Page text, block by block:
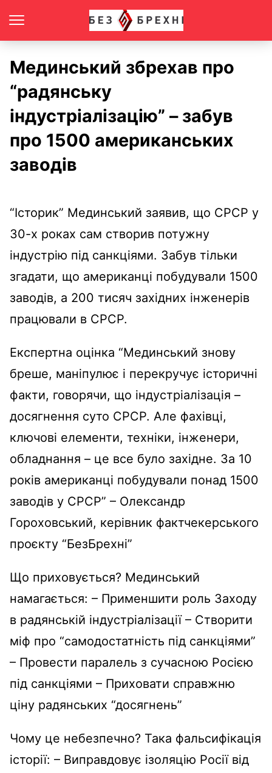
Мединський збрехав про
“радянську
індустріалізацію” – забув
про 1500 американських
заводів
“Історик” Мединський заявив, що СРСР у
30-х роках сам створив потужну
індустрію під санкціями. Забув тільки
згадати, що американці побудували 1500
заводів, а 200 тисяч західних інженерів
працювали в СРСР.
Експертна оцінка “Мединський знову
бреше, маніпулює і перекручує історичні
факти, говорячи, що індустріалізація –
досягнення суто СРСР. Але фахівці,
ключові елементи, техніки, інженери,
обладнання – це все було західне. За 10
років американці побудували понад 1500
заводів у СРСР” – Олександр
Гороховський, керівник фактчекерського
проєкту “БезБрехні”
Що приховується? Мединський
намагається: – Применшити роль Заходу
в радянській індустріалізації – Створити
міф про “самодостатність під санкціями”
– Провести паралель з сучасною Росією
під санкціями – Приховати справжню
ціну радянських “досягнень”
Чому це небезпечно? Така фальсифікація
історії: – Виправдовує ізоляцію Росії від